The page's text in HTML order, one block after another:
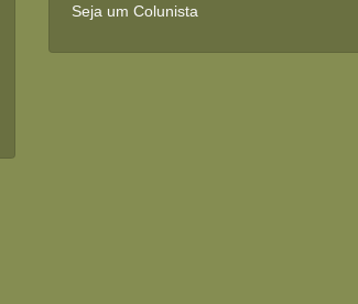
Seja um Colunista